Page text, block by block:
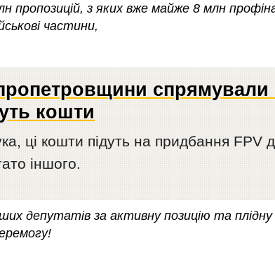
пропозицій, з яких вже майже 8 млн
частини,
спрямували
кошти
ці кошти підуть на придбання FPV
іншого.
депутатів за активну позицію та